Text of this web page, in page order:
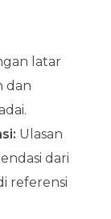
latar
dan
Ulasan
dari
referensi